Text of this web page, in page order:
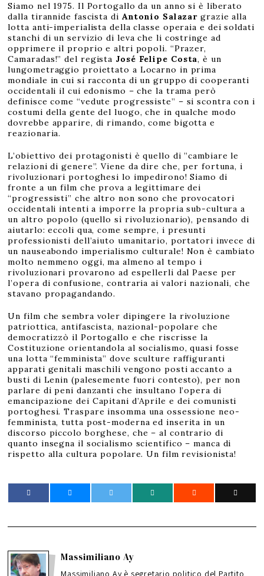
Siamo nel 1975. Il Portogallo da un anno si è liberato
dalla tirannide fascista di Antonio Salazar grazie alla
lotta anti-imperialista della classe operaia e dei soldati
stanchi di un servizio di leva che li costringe ad
opprimere il proprio e altri popoli. “Prazer,
Camaradas!” del regista José Felipe Costa, è un
lungometraggio proiettato a Locarno in prima
mondiale in cui si racconta di un gruppo di cooperanti
occidentali il cui edonismo – che la trama però
definisce come “vedute progressiste” – si scontra con i
costumi della gente del luogo, che in qualche modo
dovrebbe apparire, di rimando, come bigotta e
reazionaria.
L’obiettivo dei protagonisti è quello di ”cambiare le
relazioni di genere”. Viene da dire che, per fortuna, i
rivoluzionari portoghesi lo impedirono! Siamo di
fronte a un film che prova a legittimare dei
“progressisti” che altro non sono che provocatori
occidentali intenti a imporre la propria sub-cultura a
un altro popolo (quello sì rivoluzionario), pensando di
aiutarlo: eccoli qua, come sempre, i presunti
professionisti dell’aiuto umanitario, portatori invece di
un nauseabondo imperialismo culturale! Non è cambiato
molto nemmeno oggi, ma almeno al tempo i
rivoluzionari provarono ad espellerli dal Paese per
l’opera di confusione, contraria ai valori nazionali, che
stavano propagandando.
Un film che sembra voler dipingere la rivoluzione
patriottica, antifascista, nazional-popolare che
democratizzò il Portogallo e che riscrisse la
Costituzione orientandola al socialismo, quasi fosse
una lotta “femminista” dove sculture raffiguranti
apparati genitali maschili vengono posti accanto a
busti di Lenin (palesemente fuori contesto), per non
parlare di peni danzanti che insultano l’opera di
emancipazione dei Capitani d’Aprile e dei comunisti
portoghesi. Traspare insomma una ossessione neo-
femminista, tutta post-moderna ed inserita in un
discorso piccolo borghese, che – al contrario di
quanto insegna il socialismo scientifico – manca di
rispetto alla cultura popolare. Un film revisionista!
Massimiliano Ay
Massimiliano Ay è segretario politico del Partito